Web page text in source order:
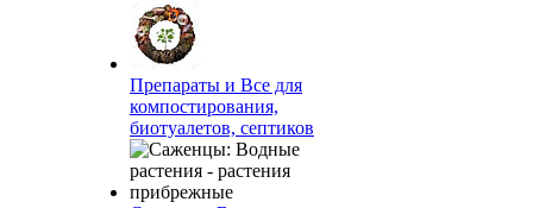
Препараты и Все для
компостирования,
биотуалетов, септиков